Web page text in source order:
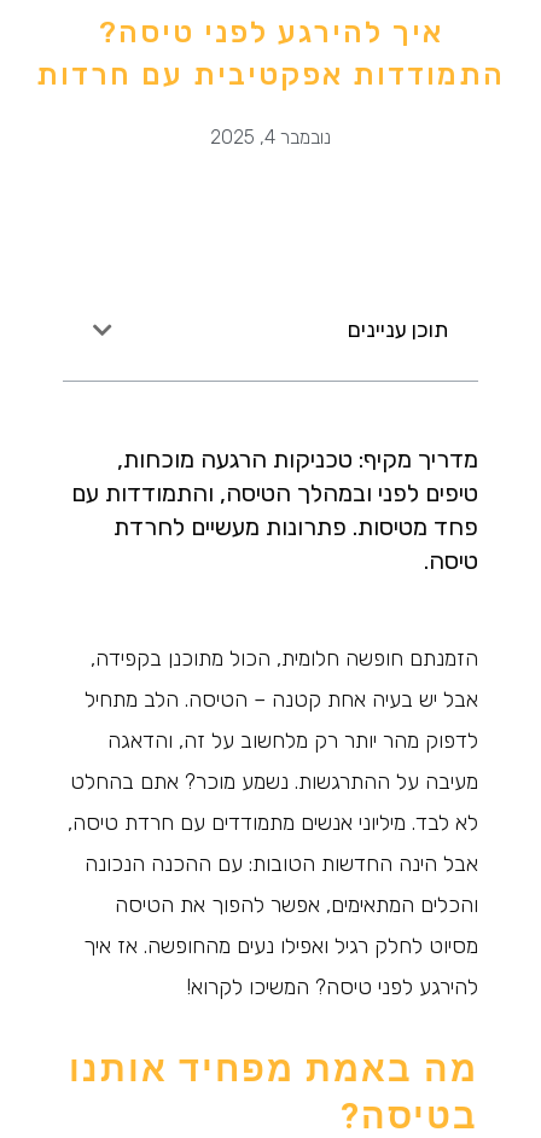
איך להירגע לפני טיסה?
התמודדות אפקטיבית עם חרדות
נובמבר 4, 2025
תוכן עניינים
מדריך מקיף: טכניקות הרגעה מוכחות,
טיפים לפני ובמהלך הטיסה, והתמודדות עם
פחד מטיסות. פתרונות מעשיים לחרדת
טיסה.
הזמנתם חופשה חלומית, הכול מתוכנן בקפידה,
אבל יש בעיה אחת קטנה – הטיסה. הלב מתחיל
לדפוק מהר יותר רק מלחשוב על זה, והדאגה
מעיבה על ההתרגשות. נשמע מוכר? אתם בהחלט
לא לבד. מיליוני אנשים מתמודדים עם חרדת טיסה,
אבל הינה החדשות הטובות: עם ההכנה הנכונה
והכלים המתאימים, אפשר להפוך את הטיסה
מסיוט לחלק רגיל ואפילו נעים מהחופשה. אז איך
להירגע לפני טיסה? המשיכו לקרוא!
מה באמת מפחיד אותנו
בטיסה?